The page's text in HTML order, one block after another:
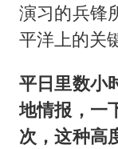
演习的兵
平洋上的关
平日里数小
地情报，一
次，这种高